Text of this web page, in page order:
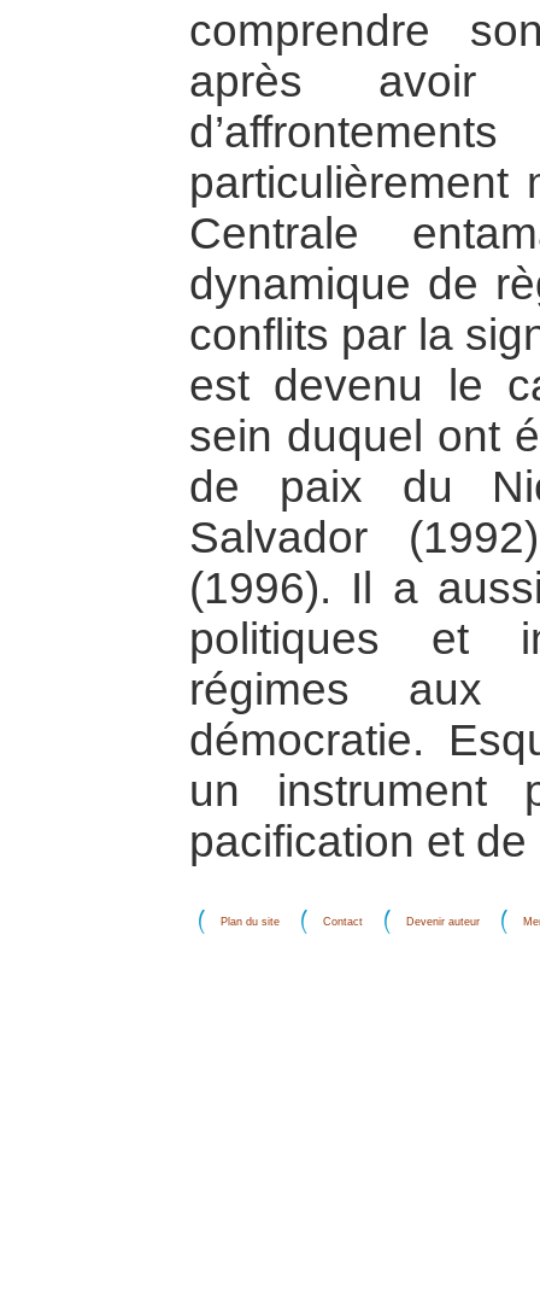
comprendre
après avoir
particulièrement
Centrale
dynamique de
conflits par la
est devenu le
sein duquel ont
de paix du
Salvador
(1996). Il a
politiques et
régimes aux
démocratie.
un instrument
pacification et
Plan du site Contact Devenir auteur